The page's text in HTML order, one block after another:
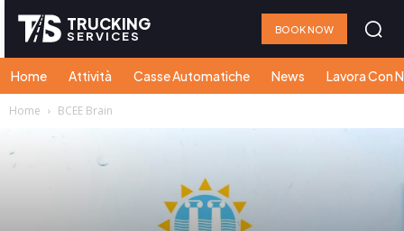
TRUCKING
SERVICES BOOK NOW
Home Attività Casse Automatiche News Lavora Con
Home BCEE Brain